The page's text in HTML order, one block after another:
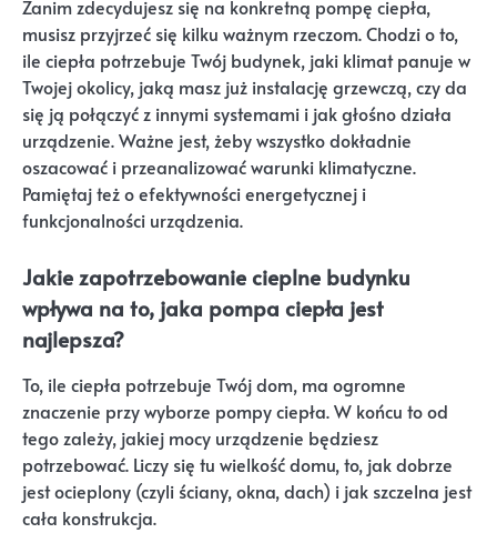
Zanim zdecydujesz się na konkretną pompę ciepła,
musisz przyjrzeć się kilku ważnym rzeczom. Chodzi o to,
ile ciepła potrzebuje Twój budynek, jaki klimat panuje w
Twojej okolicy, jaką masz już instalację grzewczą, czy da
się ją połączyć z innymi systemami i jak głośno działa
urządzenie. Ważne jest, żeby wszystko dokładnie
oszacować i przeanalizować warunki klimatyczne.
Pamiętaj też o efektywności energetycznej i
funkcjonalności urządzenia.
Jakie zapotrzebowanie cieplne budynku
wpływa na to, jaka pompa ciepła jest
najlepsza?
To, ile ciepła potrzebuje Twój dom, ma ogromne
znaczenie przy wyborze pompy ciepła. W końcu to od
tego zależy, jakiej mocy urządzenie będziesz
potrzebować. Liczy się tu wielkość domu, to, jak dobrze
jest ocieplony (czyli ściany, okna, dach) i jak szczelna jest
cała konstrukcja.